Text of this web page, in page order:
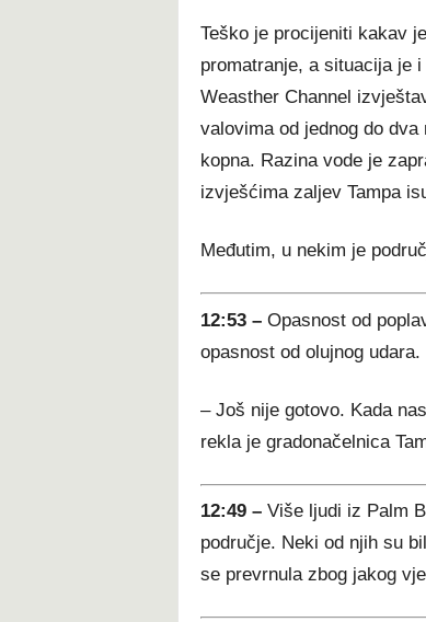
Teško je procijeniti kakav
promatranje, a situacija je
Weasther Channel
valovima od jednog do
kopna. Razina vode je
izvješćima zaljev Tampa
Međutim, u nekim je
12:53 – Opasnost od
opasnost od olujnog udara.
– Još nije gotovo. Kada
rekla je gradonačelnica
12:49 – Više ljudi iz Palm
područje. Neki od njih su
se prevrnula zbog jakog